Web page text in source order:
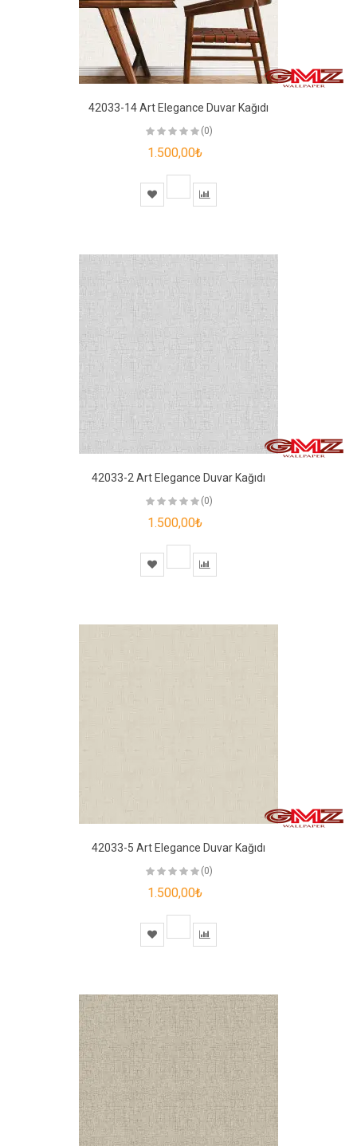
42033-14 Art Elegance Duvar Kağıdı
(0)
1.500,00₺
42033-2 Art Elegance Duvar Kağıdı
(0)
1.500,00₺
42033-5 Art Elegance Duvar Kağıdı
(0)
1.500,00₺